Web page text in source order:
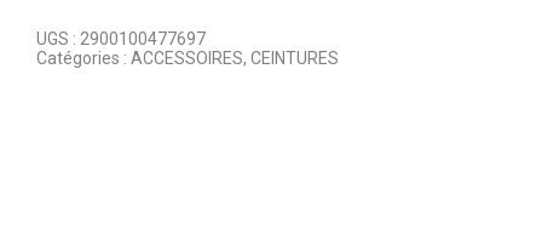
UGS : 2900100477697
Catégories : ACCESSOIRES, CEINTURES